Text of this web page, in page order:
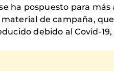
ha pospuesto para
de campaña,
debido al Covid-